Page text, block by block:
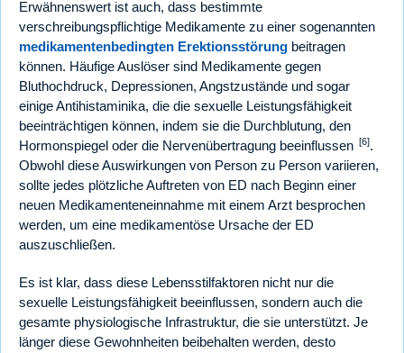
Erwähnenswert ist auch, dass bestimmte
verschreibungspflichtige Medikamente zu einer sogenannten
medikamentenbedingten Erektionsstörung beitragen
können. Häufige Auslöser sind Medikamente gegen
Bluthochdruck, Depressionen, Angstzustände und sogar
einige Antihistaminika, die die sexuelle Leistungsfähigkeit
beeinträchtigen können, indem sie die Durchblutung, den
Hormonspiegel oder die Nervenübertragung beeinflussen [6].
Obwohl diese Auswirkungen von Person zu Person variieren,
sollte jedes plötzliche Auftreten von ED nach Beginn einer
neuen Medikamenteneinnahme mit einem Arzt besprochen
werden, um eine medikamentöse Ursache der ED
auszuschließen.
Es ist klar, dass diese Lebensstilfaktoren nicht nur die
sexuelle Leistungsfähigkeit beeinflussen, sondern auch die
gesamte physiologische Infrastruktur, die sie unterstützt. Je
länger diese Gewohnheiten beibehalten werden, desto